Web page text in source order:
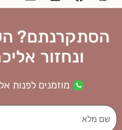
הסתקרנתם?
ונחזור
מוזמנים לפנות
שם